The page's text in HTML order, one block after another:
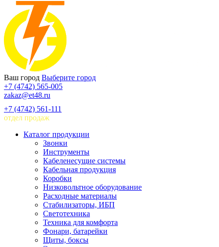
Ваш город Выберите город
+7 (4742) 565-005
zakaz@et48.ru
+7 (4742) 561-111
отдел продаж
Каталог продукции
Звонки
Инструменты
Кабеленесущие системы
Кабельная продукция
Коробки
Низковольтное оборудование
Расходные материалы
Стабилизаторы, ИБП
Светотехника
Техника для комфорта
Фонари, батарейки
Щиты, боксы